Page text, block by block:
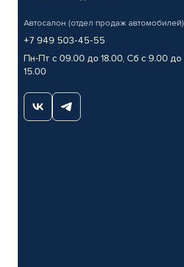
Автосалон (отдел продаж автомобилей)
+7 949 503-45-55
Пн-Пт с 09.00 до 18.00, Сб с 9.00 до
15.00